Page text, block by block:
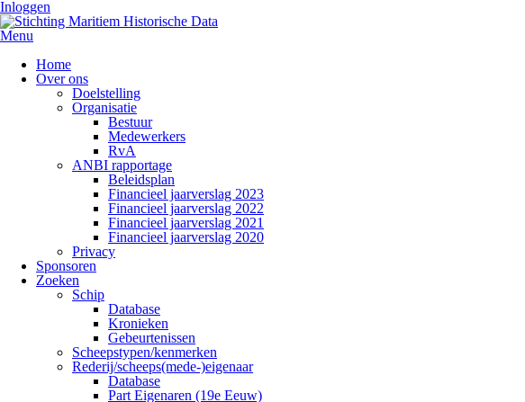
Inloggen
Menu
Home
Over ons
Doelstelling
Organisatie
Bestuur
Medewerkers
RvA
ANBI rapportage
Beleidsplan
Financieel jaarverslag 2023
Financieel jaarverslag 2022
Financieel jaarverslag 2021
Financieel jaarverslag 2020
Privacy
Sponsoren
Zoeken
Schip
Database
Kronieken
Gebeurtenissen
Scheepstypen/kenmerken
Rederij/scheeps(mede-)eigenaar
Database
Part Eigenaren (19e Eeuw)